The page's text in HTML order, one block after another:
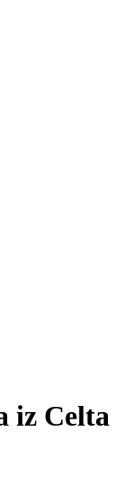
iz Celta